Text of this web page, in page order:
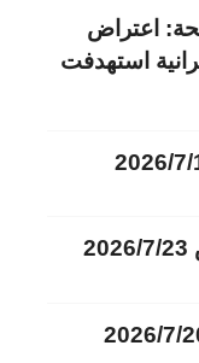
اعتراض
إيرانية استهدفت